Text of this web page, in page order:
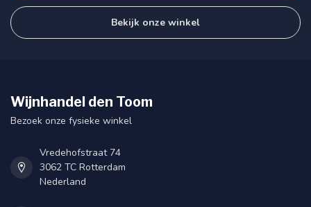
Bekijk onze winkel
Wijnhandel den Toom
Bezoek onze fysieke winkel
Vredehofstraat 74
3062 TC Rotterdam
Nederland